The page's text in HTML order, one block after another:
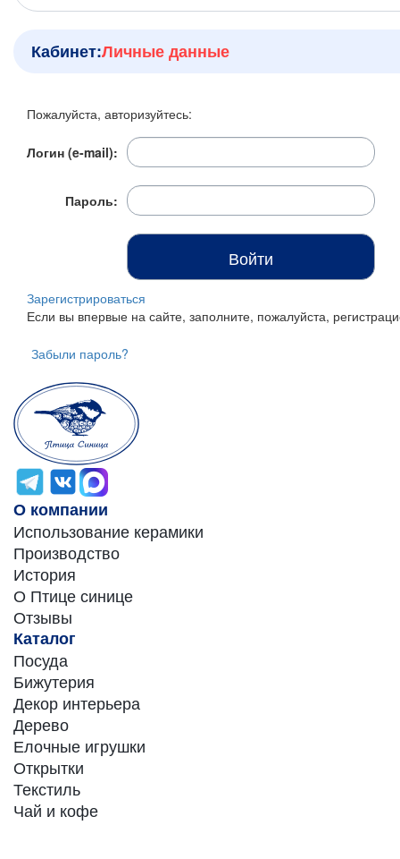
Итого:
Продолжить покупки
Перейти в корзину
Кабинет:Личные данные
Пожалуйста, авторизуйтесь:
Логин (e-mail):
Пароль:
Зарегистрироваться
Если вы впервые на сайте, заполните, пожалуйста,
Забыли пароль?
О компании
Использование керамики
Производство
История
О Птице синице
Отзывы
Каталог
Посуда
Бижутерия
Декор интерьера
Дерево
Елочные игрушки
Открытки
Текстиль
Чай и кофе